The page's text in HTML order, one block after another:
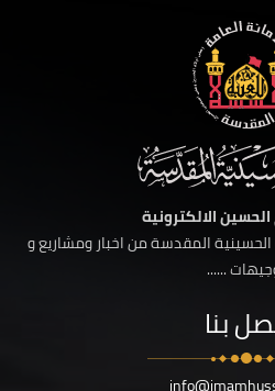
الحسين الالكترونية
المقدسة من اخبار ومشاريع و
......
بنا